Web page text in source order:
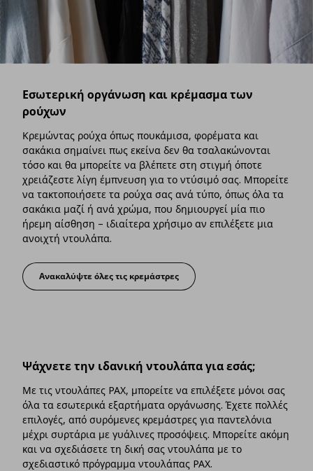
Εσωτερική οργάνωση και κρέμασμα των
ρούχων
Κρεμώντας ρούχα όπως πουκάμισα, φορέματα και
σακάκια σημαίνει πως εκείνα δεν θα τσαλακώνονται
τόσο και θα μπορείτε να βλέπετε στη στιγμή όποτε
χρειάζεστε λίγη έμπνευση για το ντύσιμό σας. Μπορείτε
να τακτοποιήσετε τα ρούχα σας ανά τύπο, όπως όλα τα
σακάκια μαζί ή ανά χρώμα, που δημιουργεί μία πιο
ήρεμη αίσθηση – ιδιαίτερα χρήσιμο αν επιλέξετε μια
ανοιχτή ντουλάπα.
Εσωτερική οργάνωση και κρέμασμα των ρούχων
Ανακαλύψτε όλες τις κρεμάστρες
Ψάχνετε την ιδανική ντουλάπα για εσάς;
Με τις ντουλάπες PAX, μπορείτε να επιλέξετε μόνοι σας
όλα τα εσωτερικά εξαρτήματα οργάνωσης. Έχετε πολλές
επιλογές, από συρόμενες κρεμάστρες για παντελόνια
μέχρι συρτάρια με γυάλινες προσόψεις. Μπορείτε ακόμη
και να σχεδιάσετε τη δική σας ντουλάπα με το
σχεδιαστικό πρόγραμμα ντουλάπας PAX.